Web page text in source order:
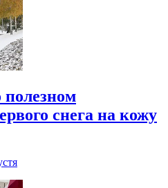
снега на кожу